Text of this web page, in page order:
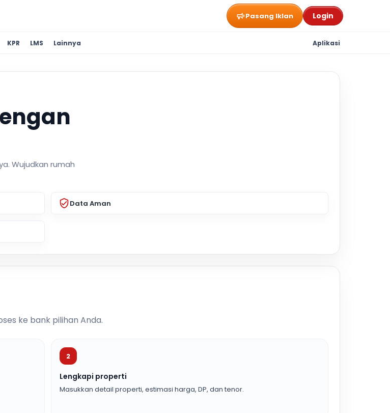
Pasang Iklan Login
KPR LMS Lainnya Aplikasi
Wujudkan rumah
Data Aman
ke bank pilihan Anda.
2
Lengkapi properti
Masukkan detail properti, estimasi harga, DP, dan tenor.